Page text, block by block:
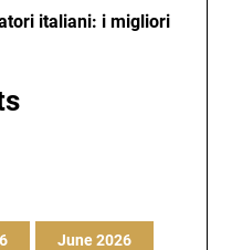
italiani: i migliori
June 2026